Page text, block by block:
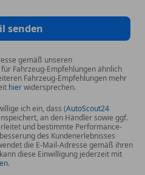
mit Hold-Funktion
in Hauptscheinwerfer
und hinten
Kopf vorne
senden
gemäß unseren
für Fahrzeug-Empfehlungen ähnlich
Fahrzeug-Empfehlungen mehr
hierwidersprechen.
ich ein, dass (AutoScout24
an den Händler sowie ggf.
und bestimmte Performance-
des Kundenerlebnisses
die E-Mail-Adresse gemäß ihren
diese Einwilligung jederzeit mit
.